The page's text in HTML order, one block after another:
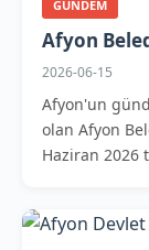
GUNDEM
Afyon
2026-06-15
Afyon'un
olan Afyon
Haziran 2026